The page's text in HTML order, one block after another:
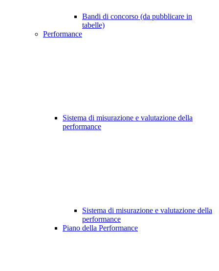
Bandi di concorso (da pubblicare in
tabelle)
Performance
Sistema di misurazione e valutazione della
performance
Sistema di misurazione e valutazione della
performance
Piano della Performance